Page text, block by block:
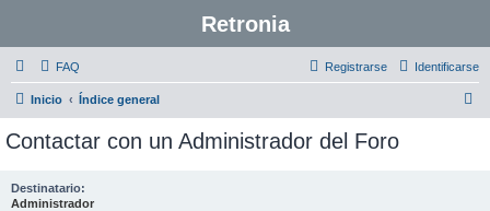
Retronia
FAQ Identificarse
Registrarse
Inicio Índice general
Contactar con un Administrador del Foro
Destinatario:
Administrador